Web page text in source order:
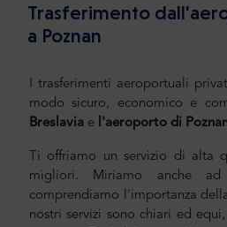
Trasferimento
a Poznan
I trasferimenti aeroportuali
modo sicuro, economico e
Breslavia e l'aeroporto di
Ti offriamo un servizio di alta
migliori. Miriamo anche ad
comprendiamo l'importanza
nostri servizi sono chiari ed